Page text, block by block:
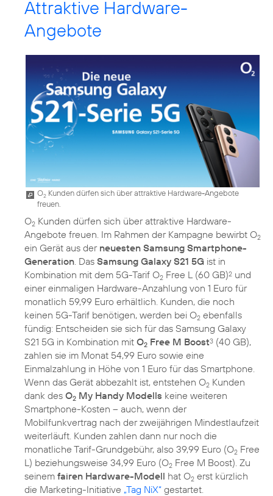
Attraktive Hardware-
Angebote
O2 Kunden dürfen sich über attraktive Hardware-Angebote
freuen.
O2 Kunden dürfen sich über attraktive Hardware-
Angebote freuen. Im Rahmen der Kampagne bewirbt O2
ein Gerät aus der neuesten Samsung Smartphone-
Generation . Das Samsung Galaxy S21 5G ist in
Kombination mit dem 5G-Tarif O2 Free L (60 GB)2 und
einer einmaligen Hardware-Anzahlung von 1 Euro für
monatlich 59,99 Euro erhältlich. Kunden, die noch
keinen 5G-Tarif benötigen, werden bei O2 ebenfalls
fündig: Entscheiden sie sich für das Samsung Galaxy
S21 5G in Kombination mit O2 Free M Boost3 (40 GB),
zahlen sie im Monat 54,99 Euro sowie eine
Einmalzahlung in Höhe von 1 Euro für das Smartphone.
Wenn das Gerät abbezahlt ist, entstehen O2 Kunden
dank des O2 My Handy Modells keine weiteren
Smartphone-Kosten – auch, wenn der
Mobilfunkvertrag nach der zweijährigen Mindestlaufzeit
weiterläuft. Kunden zahlen dann nur noch die
monatliche Tarif-Grundgebühr, also 39,99 Euro (O2 Free
L) beziehungsweise 34,99 Euro (O2 Free M Boost). Zu
seinem fairen Hardware-Modell hat O2 erst kürzlich
die Marketing-Initiative „Tag NiX“